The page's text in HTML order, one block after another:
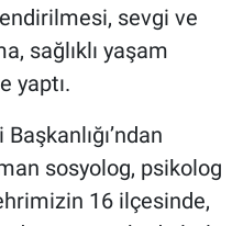
sevgi ve
sağlıklı yaşam
yaptı.
sosyolog, psikolog
16 ilçesinde,